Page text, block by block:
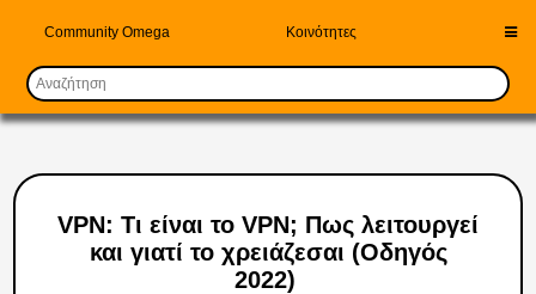
Community Omega Κοινότητες
VPN: Τι είναι το VPN; Πως λειτουργεί
και γιατί το χρειάζεσαι (Οδηγός
2022)